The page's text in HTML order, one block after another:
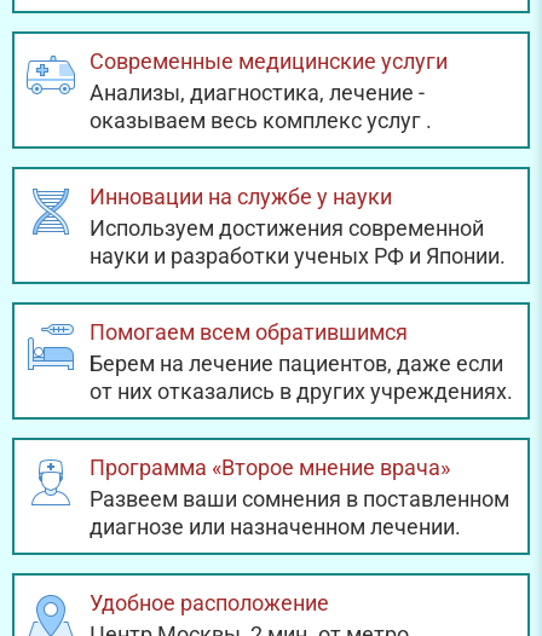
Современные медицинские услуги
Анализы, диагностика, лечение -
оказываем весь комплекс услуг .
Инновации на службе у науки
Используем достижения современной
науки и разработки ученых РФ и Японии.
Помогаем всем обратившимся
Берем на лечение пациентов, даже если
от них отказались в других учреждениях.
Программа «Второе мнение врача»
Развеем ваши сомнения в поставленном
диагнозе или назначенном лечении.
Удобное расположение